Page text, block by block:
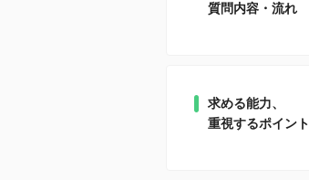
質問内容・流れ
求める能力、
重視するポイント